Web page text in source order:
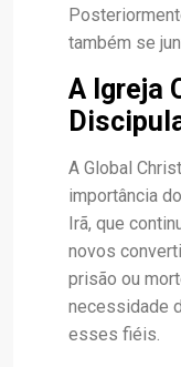
também se
A Igreja
A Global
importância
Irã, que
novos
prisão ou
necessidade
esses fiéis.